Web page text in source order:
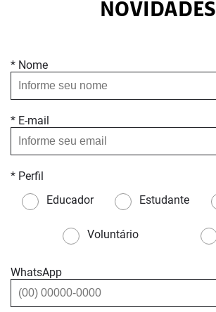
NOVIDADES
* Nome
* E-mail
* Perfil
Educador
Estudante
Voluntário
WhatsApp